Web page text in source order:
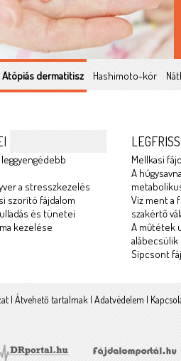
Atópiás dermatitisz Hashimoto-kór
a stresszkezelés
szorító fájdalom
és tünetei
kezelése
Mellkasi
A
Víz ment a
szakértő
A műtétek
alábecsülik
Sípcsont
| Átvehető tartalmak | Adatvédelem |